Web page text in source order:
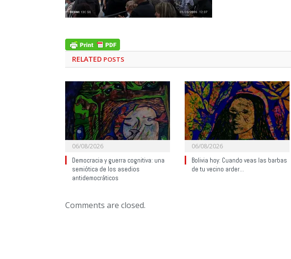
RELATED POSTS
06/08/2026
Democracia y guerra cognitiva: una
semiótica de los asedios
antidemocráticos
06/08/2026
Bolivia hoy: Cuando veas las barbas
de tu vecino arder…
Comments are closed.